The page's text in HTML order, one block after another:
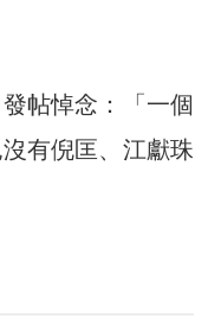
帖悼念：「一個
有倪匡、江獻珠